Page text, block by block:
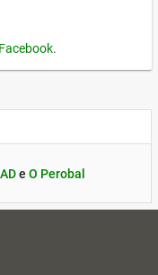
Facebook.
e O Perobal